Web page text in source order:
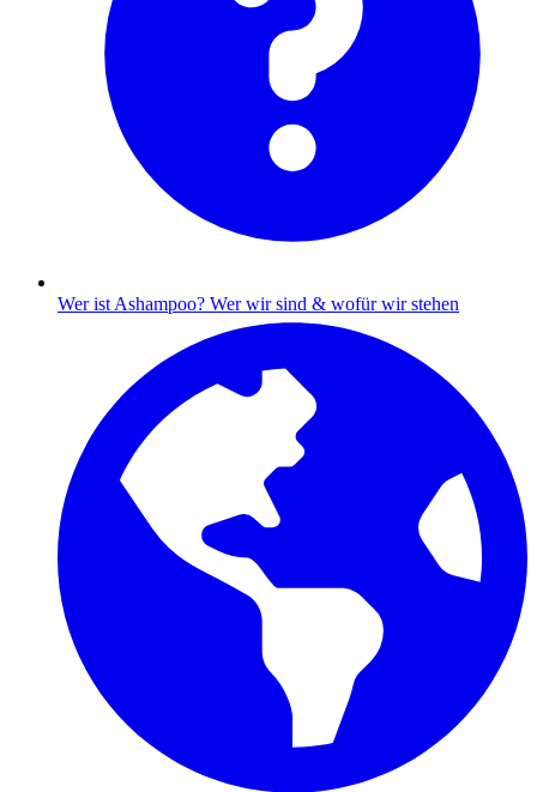
Wer ist Ashampoo? Wer wir sind & wofür wir stehen